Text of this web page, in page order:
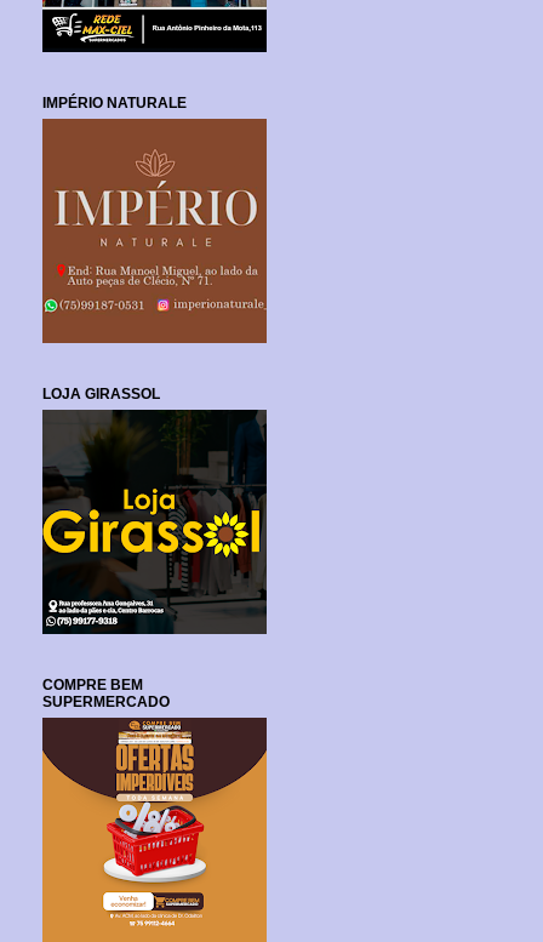
IMPÉRIO NATURALE
LOJA GIRASSOL
COMPRE BEM
SUPERMERCADO